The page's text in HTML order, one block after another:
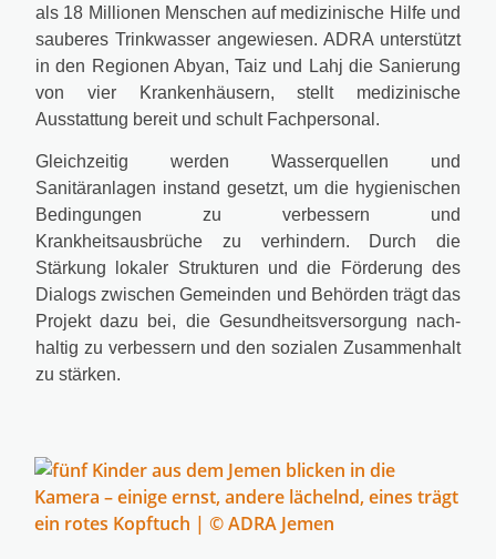
als 18 Millionen Menschen auf medi­zi­ni­sche Hilfe und
sau­be­res Trinkwasser ange­wie­sen. ADRA unter­stützt
in den Regionen Abyan, Taiz und Lahj die Sanierung
von vier Krankenhäusern, stellt medi­zi­ni­sche
Ausstattung bereit und schult Fachpersonal.
Gleichzeitig wer­den Wasserquellen und
Sanitäranlagen instand gesetzt, um die hygie­ni­schen
Bedingungen zu ver­bes­sern und
Krankheitsausbrüche zu ver­hin­dern. Durch die
Stärkung loka­ler Strukturen und die Förderung des
Dialogs zwi­schen Gemeinden und Behörden trägt das
Projekt dazu bei, die Gesundheitsversorgung nach­
hal­tig zu ver­bes­sern und den sozia­len Zusammenhalt
zu stär­ken.